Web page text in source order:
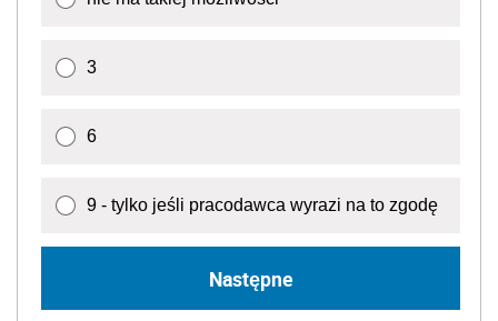
3
6
9 - tylko jeśli pracodawca wyrazi na to zgodę
Następne